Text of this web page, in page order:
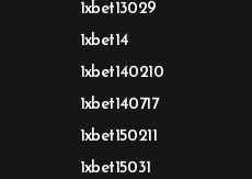
1xbet13029
1xbet14
1xbet140210
1xbet140717
1xbet150211
1xbet15031